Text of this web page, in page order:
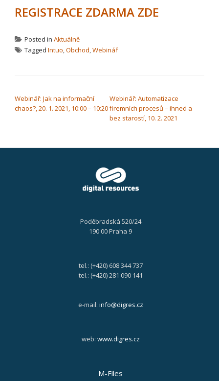
REGISTRACE ZDARMA ZDE
Posted in Aktuálně
Tagged Intuo,Obchod,Webinář
Webinář: Jak na informační
chaos?, 20. 1. 2021, 10:00 – 10:20
Webinář: Automatizace
firemních procesů – ihned a
bez starostí, 10. 2. 2021
Poděbradská 520/24
190 00 Praha 9
tel.: (+420) 608 344 737
tel.: (+420) 281 090 141
e-mail: info@digres.cz
web: www.digres.cz
M-Files